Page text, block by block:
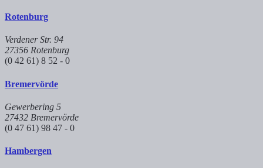
Rotenburg
Verdener Str. 94
27356 Rotenburg
(0 42 61) 8 52 - 0
Bremervörde
Gewerbering 5
27432 Bremervörde
(0 47 61) 98 47 - 0
Hambergen